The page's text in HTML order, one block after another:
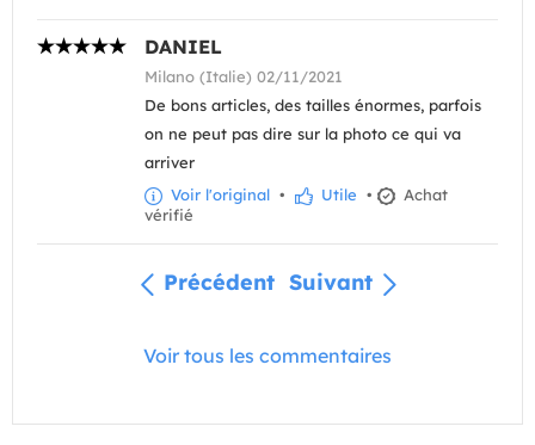
DANIEL
Milano (Italie) 02/11/2021
De bons articles, des tailles énormes, parfois
on ne peut pas dire sur la photo ce qui va
arriver
Voir l'original • Utile •
Achat
vérifié
Précédent Suivant
Voir tous les commentaires